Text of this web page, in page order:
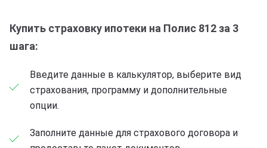
Купить страховку ипотеки на Полис 812 за 3
шага:
Введите данные в калькулятор, выберите вид
страхования, программу и дополнительные
опции.
Заполните данные для страхового договора и